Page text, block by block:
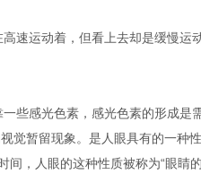
运动着，但看上去却是缓慢运
些感光色素，感光色素的形成是
觉暂留现象。是人眼具有的一种
，人眼的这种性质被称为“眼睛